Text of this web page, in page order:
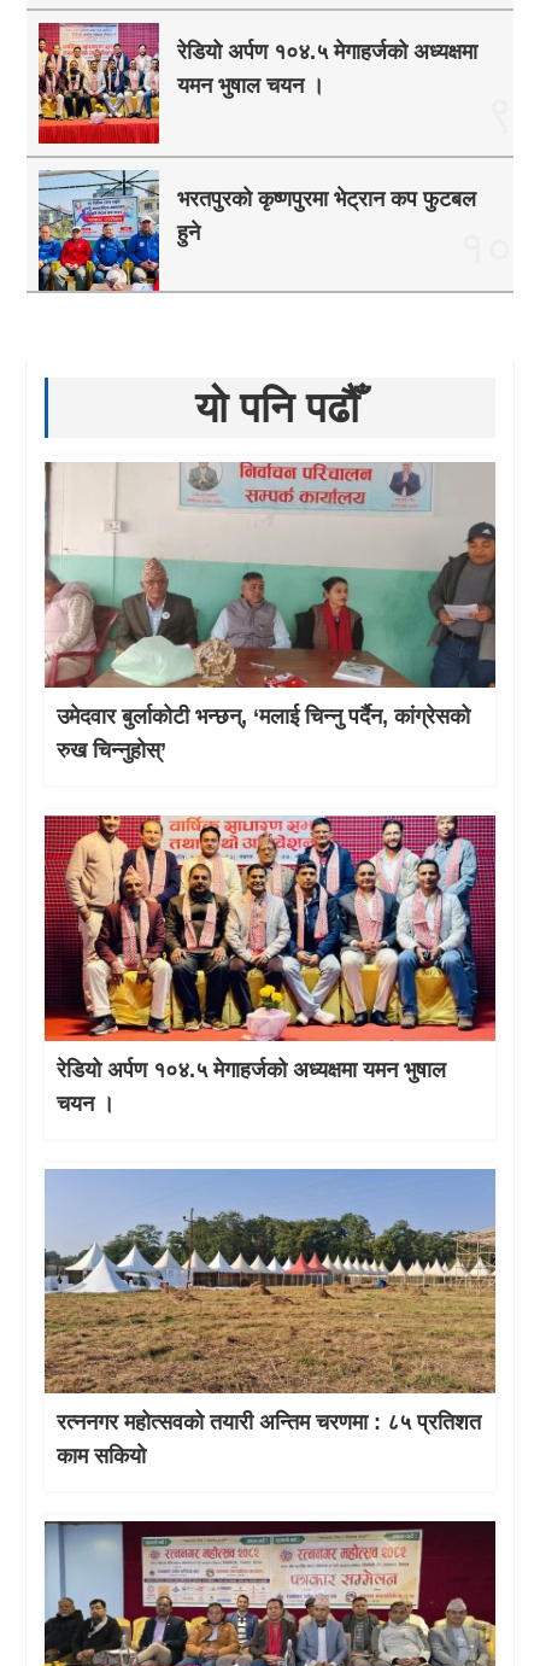
रेडियो अर्पण १०४.५ मेगाहर्जको अध्यक्षमा
यमन भुषाल चयन ।
भरतपुरको कृष्णपुरमा भेट्रान कप फुटबल
हुने
यो पनि पढौँ
उमेदवार बुर्लाकोटी भन्छन्, ‘मलाई चिन्नु पर्दैन, कांग्रेसको
रुख चिन्नुहोस्’
रेडियो अर्पण १०४.५ मेगाहर्जको अध्यक्षमा यमन भुषाल
चयन ।
रत्ननगर महोत्सवको तयारी अन्तिम चरणमा : ८५ प्रतिशत
काम सकियो